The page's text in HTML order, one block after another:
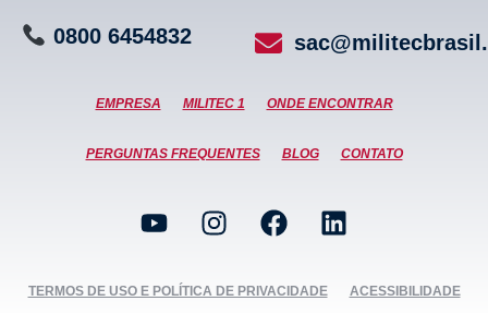
0800 6454832
EMPRESA MILITEC 1 ONDE ENCONTRAR
PERGUNTAS FREQUENTES BLOG CONTATO
TERMOS DE USO E POLÍTICA DE PRIVACIDADE ACESSIBILIDADE